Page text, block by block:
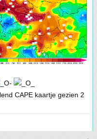
CAPE kaartje gezien 2